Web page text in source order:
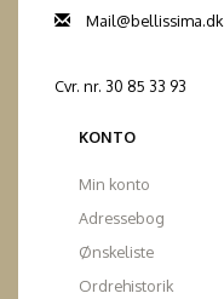
Mail@bellissima.dk
Cvr. nr. 30 85 33 93
KONTO
Min konto
Adressebog
Ønskeliste
Ordrehistorik